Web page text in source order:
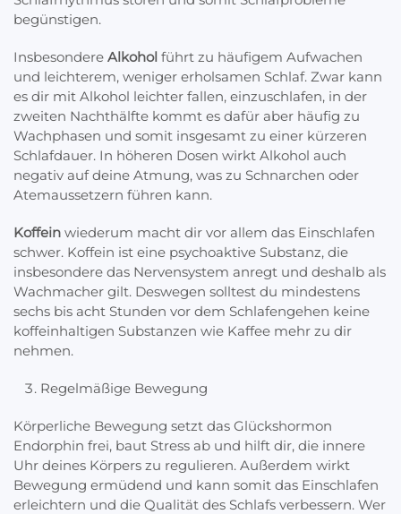
begünstigen.
Insbesondere Alkohol führt zu häufigem Aufwachen
und leichterem, weniger erholsamen Schlaf. Zwar kann
es dir mit Alkohol leichter fallen, einzuschlafen, in der
zweiten Nachthälfte kommt es dafür aber häufig zu
Wachphasen und somit insgesamt zu einer kürzeren
Schlafdauer. In höheren Dosen wirkt Alkohol auch
negativ auf deine Atmung, was zu Schnarchen oder
Atemaussetzern führen kann.
Koffein wiederum macht dir vor allem das Einschlafen
schwer. Koffein ist eine psychoaktive Substanz, die
insbesondere das Nervensystem anregt und deshalb als
Wachmacher gilt. Deswegen solltest du mindestens
sechs bis acht Stunden vor dem Schlafengehen keine
koffeinhaltigen Substanzen wie Kaffee mehr zu dir
nehmen.
Regelmäßige Bewegung
Körperliche Bewegung setzt das Glückshormon
Endorphin frei, baut Stress ab und hilft dir, die innere
Uhr deines Körpers zu regulieren. Außerdem wirkt
Bewegung ermüdend und kann somit das Einschlafen
erleichtern und die Qualität des Schlafs verbessern. Wer